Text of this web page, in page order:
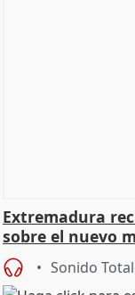
Extremadura
sobre el nuevo
Sonido